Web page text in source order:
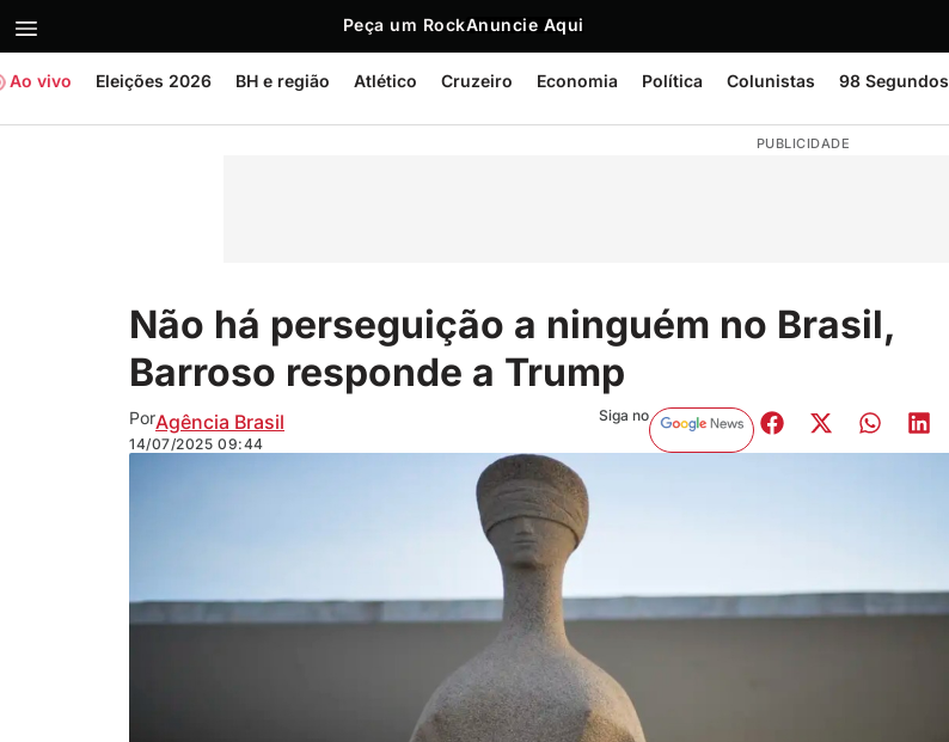
Peça um RockAnuncie Aqui
Ao vivo Eleições 2026 BH e região Atlético Cruzeiro Economia Política Colunistas 98 Segundos
PUBLICIDADE
Não há perseguição a ninguém no Brasil,
Barroso responde a Trump
PorAgência Brasil
14/07/2025 09:44
Siga no